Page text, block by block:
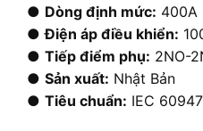
● Dòng định mức: 400A
●Điện áp điều khiển:
● Tiếp điểm phụ: 2NO-
● Sản xuất: Nhật Bản
● Tiêu chuẩn: IEC